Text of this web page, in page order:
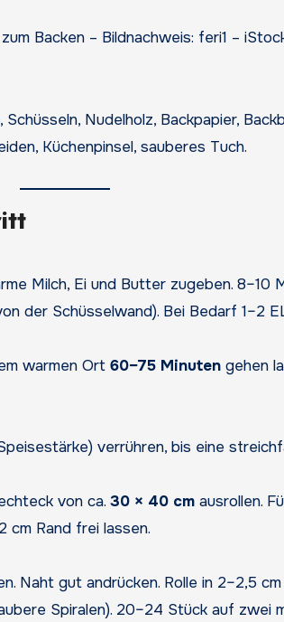
Backen – Bildnachweis: feri1 –
Nudelholz, Backpapier,
Küchenpinsel, sauberes Tuch.
Milch, Ei und Butter zugeben. 8–10
der Schüsselwand). Bei Bedarf 1–2
warmen Ort 60–75 Minuten gehen
verrühren, bis eine
von ca. 30 × 40 cm ausrollen.
cm Rand frei lassen.
Naht gut andrücken. Rolle in 2–2,5
Spiralen). 20–24 Stück auf zwei